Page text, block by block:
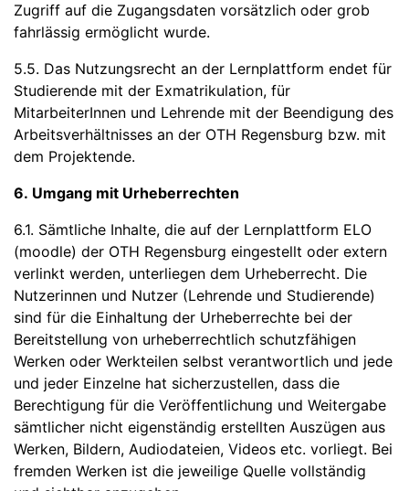
Zugriff auf die Zugangsdaten vorsätzlich oder grob
fahrlässig ermöglicht wurde.
5.5. Das Nutzungsrecht an der Lernplattform endet für
Studierende mit der Exmatrikulation, für
MitarbeiterInnen und Lehrende mit der Beendigung des
Arbeitsverhältnisses an der OTH Regensburg bzw. mit
dem Projektende.
6. Umgang mit Urheberrechten
6.1. Sämtliche Inhalte, die auf der Lernplattform ELO
(moodle) der OTH Regensburg eingestellt oder extern
verlinkt werden, unterliegen dem Urheberrecht. Die
Nutzerinnen und Nutzer (Lehrende und Studierende)
sind für die Einhaltung der Urheberrechte bei der
Bereitstellung von urheberrechtlich schutzfähigen
Werken oder Werkteilen selbst verantwortlich und jede
und jeder Einzelne hat sicherzustellen, dass die
Berechtigung für die Veröffentlichung und Weitergabe
sämtlicher nicht eigenständig erstellten Auszügen aus
Werken, Bildern, Audiodateien, Videos etc. vorliegt. Bei
fremden Werken ist die jeweilige Quelle vollständig